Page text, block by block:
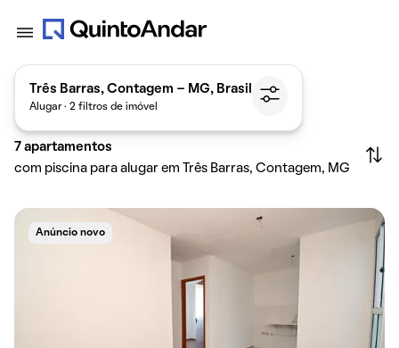
Três Barras, Contagem - MG, Brasil
Alugar · 2 filtros de imóvel
7 apartamentos
com piscina para alugar em Três Barras, Contagem, MG
Anúncio novo